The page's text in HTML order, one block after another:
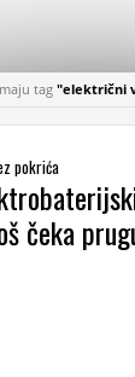
tag "električni
pokrića
čeka